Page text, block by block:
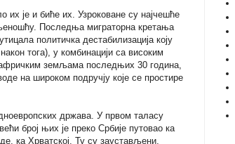
их је и биће их. Узроковане су најчешће
Последња миграторна кретања
политичка дестабилизација коју
тога), у комбинацији са високим
земљама последњих 30 година,
на широком подручју које се простире
држава. У првом таласу
број њих је преко Србије путовао ка
ка Хрватској. Ту су заустављени,